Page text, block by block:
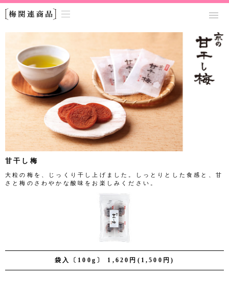
袋入〔100g〕 1,620円(1,500円)
甘干し梅
大粒の梅を、じっくり干し上げました。しっとりとした食感と、甘
さと梅のさわやかな酸味をお楽しみください。